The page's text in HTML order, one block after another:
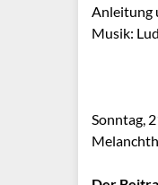
Anleitung
Musik:
Sonntag,